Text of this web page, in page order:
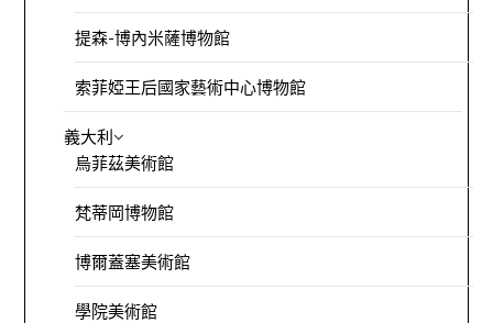
提森-博內米薩博物館
索菲婭王后國家藝術中心博物館
義大利
烏菲茲美術館
梵蒂岡博物館
博爾蓋塞美術館
學院美術館